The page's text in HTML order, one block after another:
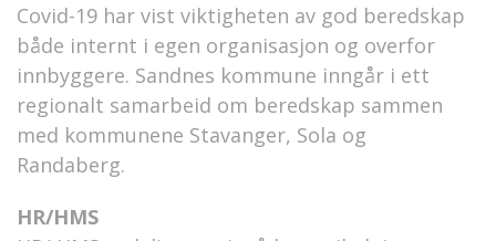
Covid-19 har vist viktigheten av god beredskap
både internt i egen organisasjon og overfor
innbyggere. Sandnes kommune inngår i ett
regionalt samarbeid om beredskap sammen
med kommunene Stavanger, Sola og
Randaberg.
HR/HMS